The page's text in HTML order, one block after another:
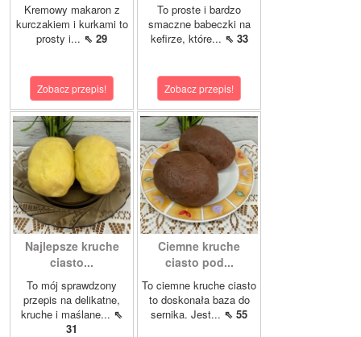
Kremowy makaron z
kurczakiem i kurkami to
prosty i... ⇖ 29
Zobacz przepis!
To proste i bardzo
smaczne babeczki na
kefirze, które... ⇖ 33
Zobacz przepis!
Najlepsze kruche
ciasto...
To mój sprawdzony
przepis na delikatne,
kruche i maślane... ⇖
31
Ciemne kruche
ciasto pod...
To ciemne kruche ciasto
to doskonała baza do
sernika. Jest... ⇖ 55